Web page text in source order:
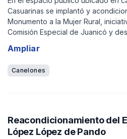
Casuarinas se implantó y
Monumento a la Mujer Rural,
Comisión Especial de Juanicó y
Ampliar
Canelones
Reacondicionamiento del
López López de Pando